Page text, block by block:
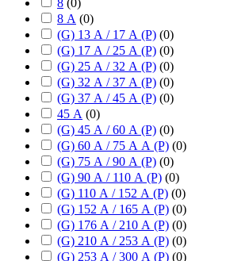
8 (0)
8 А (0)
(G) 13 А / 17 А (P) (0)
(G) 17 А / 25 А (P) (0)
(G) 25 А / 32 А (P) (0)
(G) 32 А / 37 А (P) (0)
(G) 37 А / 45 А (P) (0)
45 А (0)
(G) 45 А / 60 А (P) (0)
(G) 60 А / 75 А А (P) (0)
(G) 75 А / 90 А (P) (0)
(G) 90 А / 110 А (P) (0)
(G) 110 А / 152 А (P) (0)
(G) 152 А / 165 А (P) (0)
(G) 176 А / 210 А (P) (0)
(G) 210 А / 253 А (P) (0)
(G) 253 А / 300 А (P) (0)